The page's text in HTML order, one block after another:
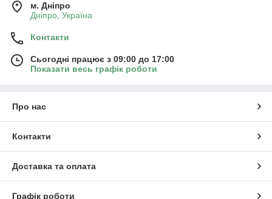
м. Дніпро
Дніпро, Україна
Контакти
Сьогодні працює з 09:00 до 17:00
Показати весь графік роботи
Про нас
Контакти
Доставка та оплата
Графік роботи